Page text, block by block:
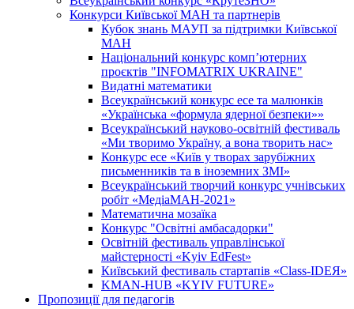
Конкурси Київської МАН та партнерів
Кубок знань МАУП за підтримки Київської
МАН
Національний конкурс комп’ютерних
проєктів "INFOMATRIX UKRAINE"
Видатні математики
Всеукраїнський конкурс есе та малюнків
«Українська «формула ядерної безпеки»»
Всеукраїнський науково-освітній фестиваль
«Ми творимо Україну, а вона творить нас»
Конкурс есе «Київ у творах зарубіжних
письменників та в іноземних ЗМІ»
Всеукраїнський творчий конкурс учнівських
робіт «МедіаМАН-2021»
Математична мозаїка
Конкурс "Освітні амбасадорки"
Освітній фестиваль управлінської
майстерності «Kyiv EdFest»
Київський фестиваль стартапів «Class-IDEЯ»
KMAN-HUB «KYIV FUTURE»
Пропозиції для педагогів